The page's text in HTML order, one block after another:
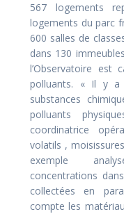
567 logements
logements du parc
600 salles de
dans 130
l’Observatoire est
polluants. « Il y a
substances
polluants
coordinatrice
volatils ,
exemple
concentrations
collectées en
compte les